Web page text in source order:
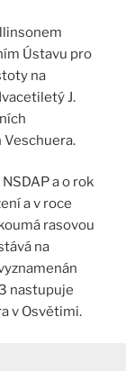
Ústavu pro
na
J.
Veschuera.
a o rok
a v roce
rasovou
na
nastupuje
v Osvětimi.